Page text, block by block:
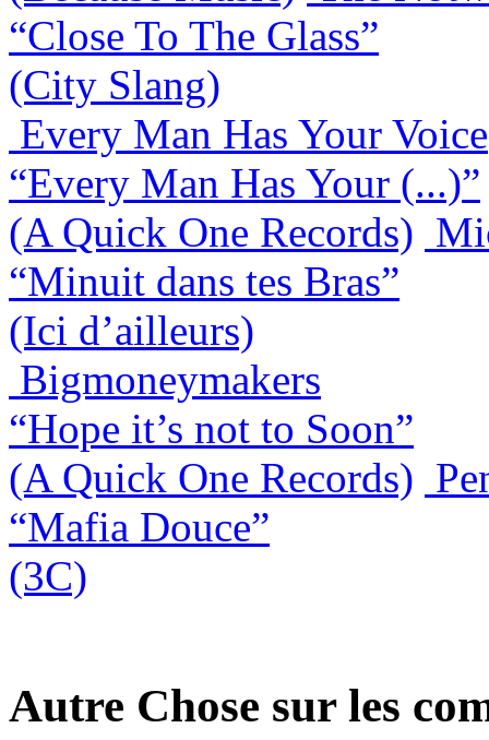
“Close To The Glass”
(City Slang)
Every Man Has Your Voice
“Every Man Has Your (...)”
(A Quick One Records)
“Minuit dans tes Bras”
(Ici d’ailleurs)
Bigmoneymakers
“Hope it’s not to Soon”
(A Quick One Records)
“Mafia Douce”
(3C)
Autre Chose sur les